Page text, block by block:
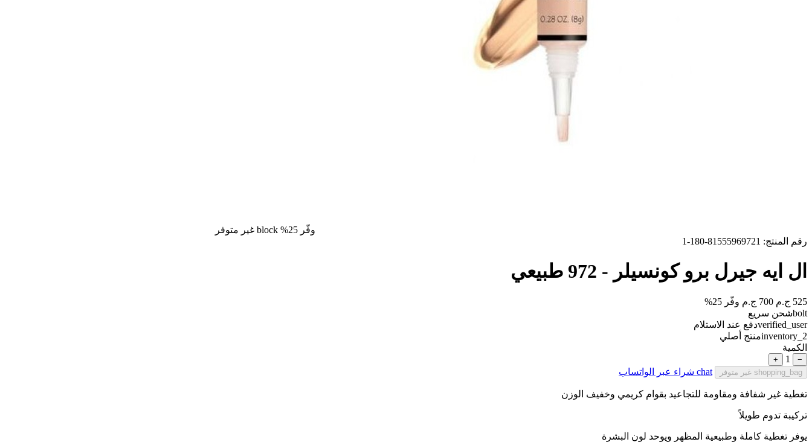
وفّر 25% block غير متوفر
رقم المنتج: 81555969721-180-1
ال ايه جيرل برو كونسيلر - 972 طبيعي
525 ج.م 700 ج.م
وفّر 25%
boltشحن سريع
verified_userدفع عند الاستلام
inventory_2منتج أصلي
الكمية
−
1
+
shopping_bag غير متوفر chat شراء عبر الواتساب
تغطية غير شفافة ومقاومة للتجاعيد بقوام كريمي وخفيف الوزن
تركيبة تدوم طويلاً
يوفر تغطية كاملة وطبيعية المظهر ويوحد لون البشرة